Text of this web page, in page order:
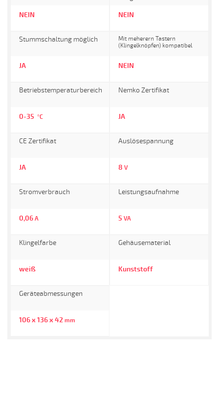
NEIN NEIN
Stummschaltung möglich
JA
Mit meherern Tastern
(Klingelknöpfen) kompatibel
NEIN
Betriebstemperaturbereich
0-35 °C
Nemko Zertifikat
JA
CE Zertifikat
JA
Auslösespannung
8 V
Stromverbrauch
0,06 A
Leistungsaufnahme
5 VA
Klingelfarbe
weiß
Gehäusematerial
Kunststoff
Geräteabmessungen
106 x 136 x 42 mm